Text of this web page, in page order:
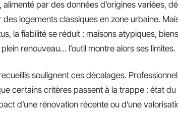
alimenté par des données d’origines variées,
des logements classiques en zone urbaine.
la fiabilité se réduit : maisons atypiques,
renouveau… l’outil montre alors ses limites.
soulignent ces décalages.
certains critères passent à la trappe : état
d’une rénovation récente ou d’une